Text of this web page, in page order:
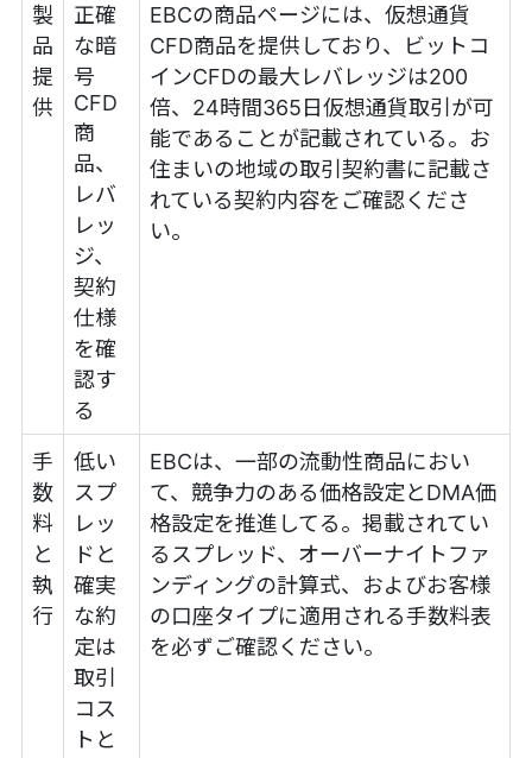
製
品
提
供
正確
な暗
号
CFD
商
品、
レバ
レッ
ジ、
契約
仕様
を確
認す
る
EBCの商品ページには、仮想通貨
CFD商品を提供しており、ビットコ
インCFDの最大レバレッジは200
倍、24時間365日仮想通貨取引が可
能であることが記載されている。お
住まいの地域の取引契約書に記載さ
れている契約内容をご確認くださ
い。
手
数
料
と
執
行
低い
スプ
レッ
ドと
確実
な約
定は
取引
コス
トと
EBCは、一部の流動性商品におい
て、競争力のある価格設定とDMA価
格設定を推進してる。掲載されてい
るスプレッド、オーバーナイトファ
ンディングの計算式、およびお客様
の口座タイプに適用される手数料表
を必ずご確認ください。